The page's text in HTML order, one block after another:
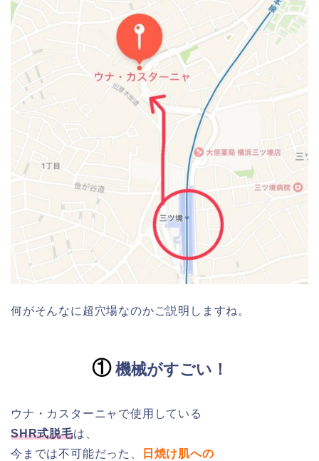
何がそんなに超穴場なのかご説明しますね。
①機械がすごい！
ウナ・カスターニャで使用している
SHR式脱毛は、
今までは不可能だった、
日焼け肌への